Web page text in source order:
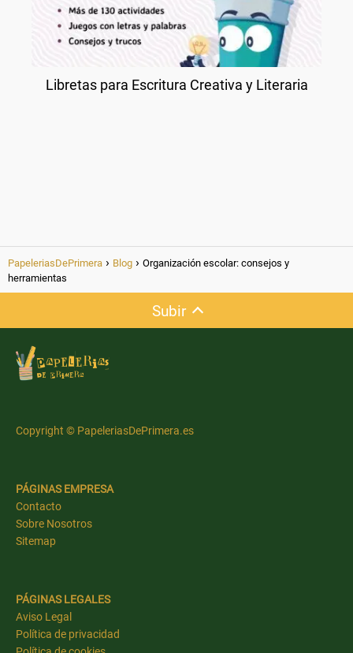
Libretas para Escritura Creativa y Literaria
PapeleriasDePrimera Blog
Organización escolar: consejos y
herramientas
Subir
Copyright © PapeleriasDePrimera.es
PÁGINAS EMPRESA
Contacto
Sobre Nosotros
Sitemap
PÁGINAS LEGALES
Aviso Legal
Política de privacidad